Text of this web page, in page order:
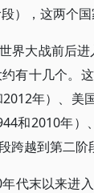
），这两个
界大战前后
有十几个。
年）、美
和2010年
跨越到第二阶
代末以来进